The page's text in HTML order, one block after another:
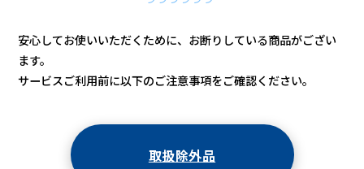
安心してお使いいただくために、お断りしている商品がござい
ます。
サービスご利用前に以下のご注意事項をご確認ください。
取扱除外品